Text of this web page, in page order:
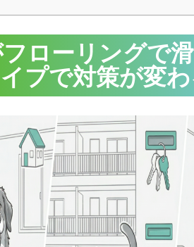
ローリングで
イプで対策が変